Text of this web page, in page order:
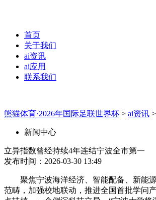
首页
关于我们
ai资讯
ai应用
联系我们
熊猫体育·2026年国际足联世界杯 > ai资讯 >
新闻中心
立异指数曾经持续4年连结宁波全市第一
发布时间：2026-03-30 13:49
聚焦宁波海洋经济、智能配备、新能源
范畴，加强校地联动，推进全国首批学问